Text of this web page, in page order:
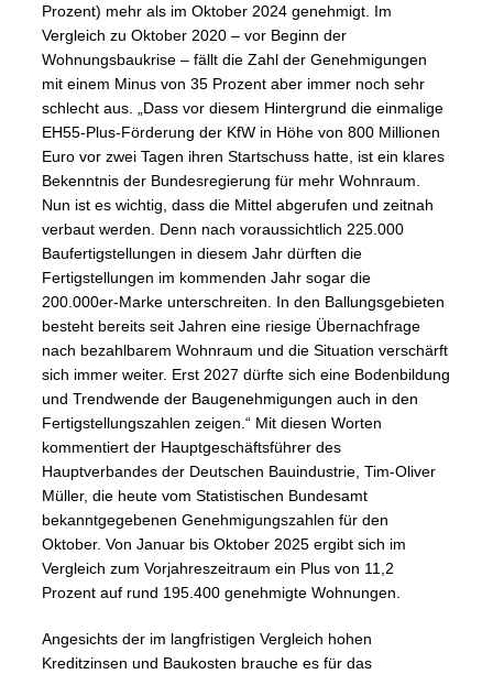
Prozent) mehr als im Oktober 2024 genehmigt. Im
Vergleich zu Oktober 2020 – vor Beginn der
Wohnungsbaukrise – fällt die Zahl der Genehmigungen
mit einem Minus von 35 Prozent aber immer noch sehr
schlecht aus. „Dass vor diesem Hintergrund die einmalige
EH55-Plus-Förderung der KfW in Höhe von 800 Millionen
Euro vor zwei Tagen ihren Startschuss hatte, ist ein klares
Bekenntnis der Bundesregierung für mehr Wohnraum.
Nun ist es wichtig, dass die Mittel abgerufen und zeitnah
verbaut werden. Denn nach voraussichtlich 225.000
Baufertigstellungen in diesem Jahr dürften die
Fertigstellungen im kommenden Jahr sogar die
200.000er-Marke unterschreiten. In den Ballungsgebieten
besteht bereits seit Jahren eine riesige Übernachfrage
nach bezahlbarem Wohnraum und die Situation verschärft
sich immer weiter. Erst 2027 dürfte sich eine Bodenbildung
und Trendwende der Baugenehmigungen auch in den
Fertigstellungszahlen zeigen.“ Mit diesen Worten
kommentiert der Hauptgeschäftsführer des
Hauptverbandes der Deutschen Bauindustrie, Tim-Oliver
Müller, die heute vom Statistischen Bundesamt
bekanntgegebenen Genehmigungszahlen für den
Oktober. Von Januar bis Oktober 2025 ergibt sich im
Vergleich zum Vorjahreszeitraum ein Plus von 11,2
Prozent auf rund 195.400 genehmigte Wohnungen.
Angesichts der im langfristigen Vergleich hohen
Kreditzinsen und Baukosten brauche es für das